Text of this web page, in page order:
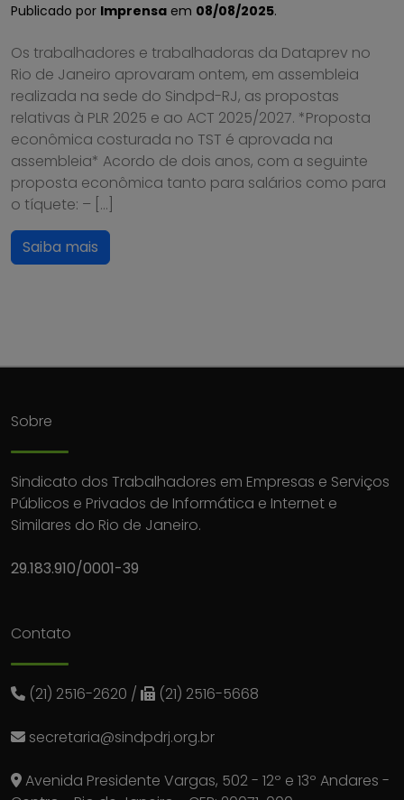
Publicado por Imprensa em 08/08/2025.
Os trabalhadores e trabalhadoras da Dataprev no
Rio de Janeiro aprovaram ontem, em assembleia
realizada na sede do Sindpd-RJ, as propostas
relativas à PLR 2025 e ao ACT 2025/2027. *Proposta
econômica costurada no TST é aprovada na
assembleia* Acordo de dois anos, com a seguinte
proposta econômica tanto para salários como para
o tíquete: – […]
Saiba mais
Sobre
Sindicato dos Trabalhadores em Empresas e Serviços
Públicos e Privados de Informática e Internet e
Similares do Rio de Janeiro.
29.183.910/0001-39
Contato
(21) 2516-2620 / (21) 2516-5668
secretaria@sindpdrj.org.br
Avenida Presidente Vargas, 502 - 12º e 13º Andares -